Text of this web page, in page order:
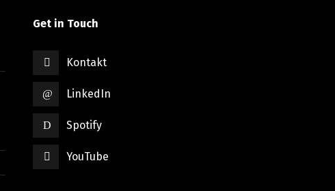
Get in Touch
Kontakt
LinkedIn
Spotify
YouTube